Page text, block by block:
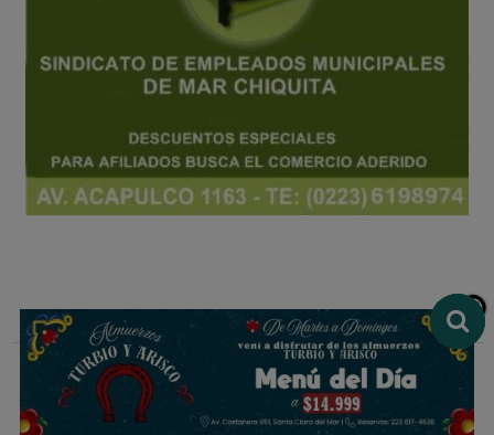
Multimedio El Ciudadano de Mar Chiquita
Avenida Acapulco 498 - Santa Clara del Mar - Buenos Aires